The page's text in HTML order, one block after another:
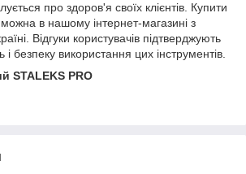
про здоров'я своїх клієнтів. Купити
в нашому інтернет-магазині з
Відгуки користувачів підтверджують
і безпеку використання цих інструментів.
STALEKS PRO